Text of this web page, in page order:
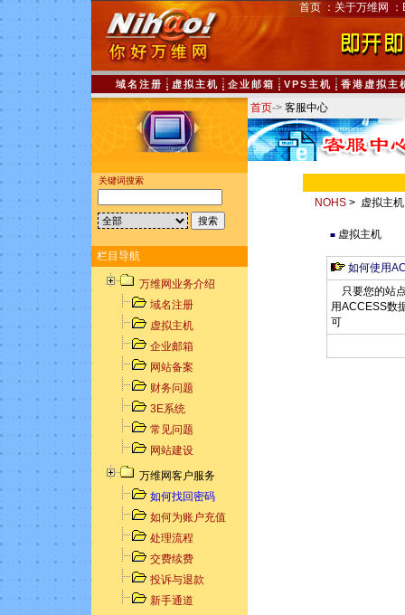
首页 ： 关于万维网 ：
域名注册 虚拟主机 企业邮箱 VPS主机 香港虚拟主
关键词搜索
栏目导航
万维网业务介绍
域名注册
虚拟主机
企业邮箱
网站备案
财务问题
3E系统
常见问题
网站建设
万维网客户服务
如何找回密码
如何为账户充值
处理流程
交费续费
投诉与退款
新手通道
首页-> 客服中心
NOHS> 虚拟主机
■虚拟主机
如何使用
只要您的站
用ACCESS数
可